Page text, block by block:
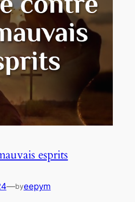
esprits
—byeepym